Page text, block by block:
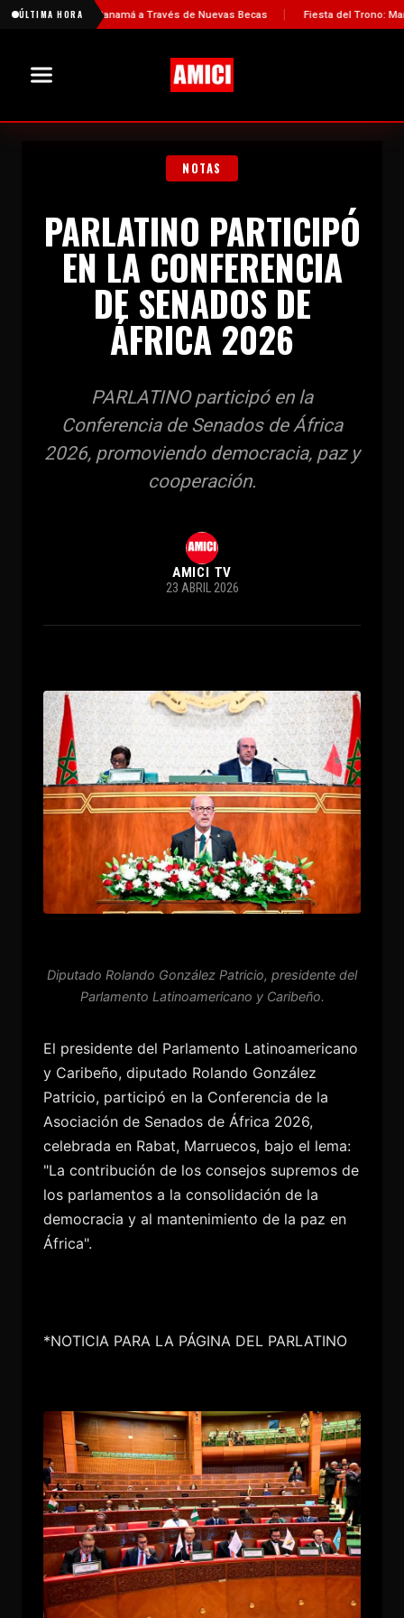
ÚLTIMA HORA
con Panamá a Través de Nuevas Becas Fiesta del Trono: Marruecos
NOTAS
PARLATINO PARTICIPÓ
EN LA CONFERENCIA
DE SENADOS DE
ÁFRICA 2026
PARLATINO participó en la
Conferencia de Senados de África
2026, promoviendo democracia, paz y
cooperación.
AMICI TV
23 ABRIL 2026
Diputado Rolando González Patricio, presidente del
Parlamento Latinoamericano y Caribeño.
El presidente del Parlamento Latinoamericano
y Caribeño, diputado Rolando González
Patricio, participó en la Conferencia de la
Asociación de Senados de África 2026,
celebrada en Rabat, Marruecos, bajo el lema:
"La contribución de los consejos supremos de
los parlamentos a la consolidación de la
democracia y al mantenimiento de la paz en
África".
*NOTICIA PARA LA PÁGINA DEL PARLATINO